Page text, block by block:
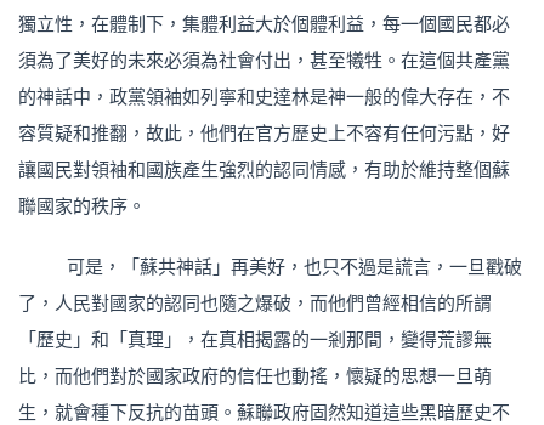
獨立性，在體制下，集體利益大於個體利益，每一個國民都必
須為了美好的未來必須為社會付出，甚至犧牲。在這個共產黨
的神話中，政黨領袖如列寧和史達林是神一般的偉大存在，不
容質疑和推翻，故此，他們在官方歷史上不容有任何污點，好
讓國民對領袖和國族產生強烈的認同情感，有助於維持整個蘇
聯國家的秩序。
可是，「蘇共神話」再美好，也只不過是謊言，一旦戳破
了，人民對國家的認同也隨之爆破，而他們曾經相信的所謂
「歷史」和「真理」，在真相揭露的一剎那間，變得荒謬無
比，而他們對於國家政府的信任也動搖，懷疑的思想一旦萌
生，就會種下反抗的苗頭。蘇聯政府固然知道這些黑暗歷史不